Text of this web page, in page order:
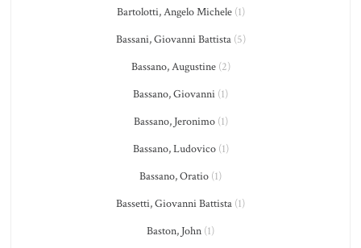
Bartolotti, Angelo Michele(1)
Bassani, Giovanni Battista(5)
Bassano, Augustine(2)
Bassano, Giovanni (1)
Bassano, Jeronimo(1)
Bassano, Ludovico(1)
Bassano, Oratio (1)
Bassetti, Giovanni Battista (1)
Baston, John (1)